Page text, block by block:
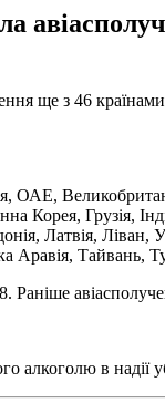
ще з 46
Грузія,
Латвія,
Тайвань,
Раніше
алкоголю в надії